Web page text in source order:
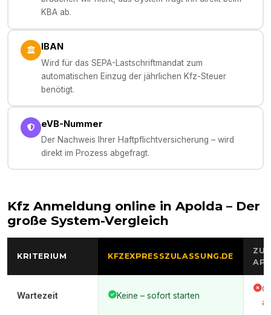
KBA ab.
IBAN
Wird für das SEPA-Lastschriftmandat zum
automatischen Einzug der jährlichen Kfz-Steuer
benötigt.
eVB-Nummer
Der Nachweis Ihrer Haftpflichtversicherung – wird
direkt im Prozess abgefragt.
Kfz Anmeldung online in Apolda – Der
große System-Vergleich
KRITERIUM KFZEXPRESSZULASSUNG.DE
Wartezeit Keine – sofort starten